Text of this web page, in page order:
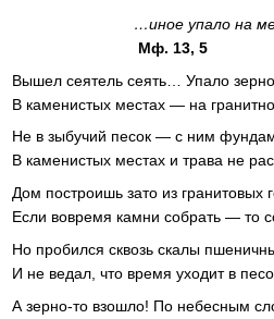
…иное упало на
Мф. 13, 5
Вышел сеятель сеять… Упало зерно
В каменистых местах — на
Не в зыбучий песок — с ним
В каменистых местах и трава не
Дом построишь зато из гранитовых
Если вовремя камни собрать — то
Но пробился сквозь скалы
И не ведал, что время уходит в
А зерно-то взошло! По небесным